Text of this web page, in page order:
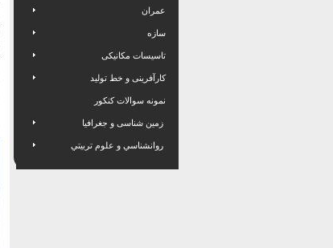
عمران
سازه
تاسیسات مکانیکی
کارآفرینی و خط تولید
نمونه سوالات کنکور
زمین شناسی و جغرافیا
روانشناسي و علوم تربيتي